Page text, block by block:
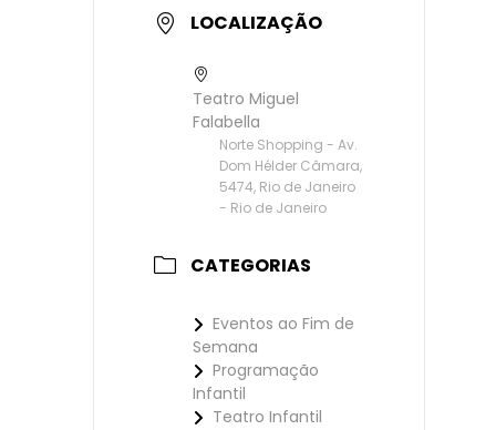
LOCALIZAÇÃO
Teatro Miguel
Falabella
Norte Shopping - Av.
Dom Hélder Câmara,
5474, Rio de Janeiro
- Rio de Janeiro
CATEGORIAS
Eventos ao Fim de
Semana
Programação
Infantil
Teatro Infantil